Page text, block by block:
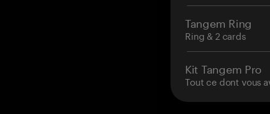
Tangem Ring
Ring & 2 cards
Kit Tangem Pro
Tout ce dont vous